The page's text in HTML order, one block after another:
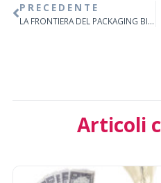
PRECEDENTE
LA FRONTIERA DEL PACKAGING BIODEGRADABILE
Articoli